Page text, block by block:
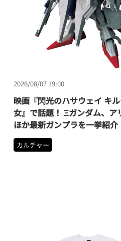
2026/08/07 19:00
映画『閃光のハサウェイ キ
女』で話題！ Ξガンダム、ア
ほか最新ガンプラを一挙紹介
カルチャー